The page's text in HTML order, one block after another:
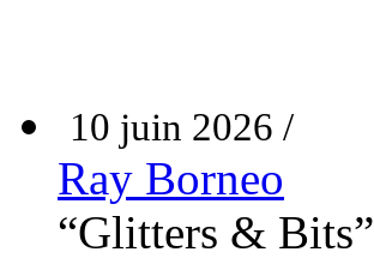
10 juin 2026 /
Ray Borneo
“Glitters & Bits”